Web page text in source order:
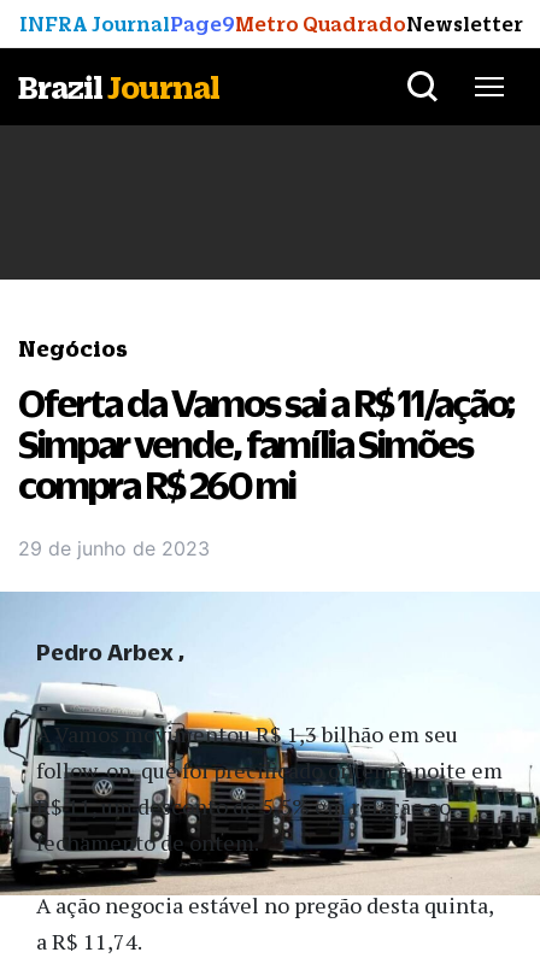
INFRA JournalPage9Metro QuadradoNewsletter
BrazilJournal
Negócios
Oferta da Vamos sai a R$ 11/ação;
Simpar vende, família Simões
compra R$ 260 mi
29 de junho de 2023
A Vamos movimentou R$ 1,3 bilhão em seu
follow-on, que foi precificado ontem à noite em
R$ 11, um desconto de 5,5% em relação ao
fechamento de ontem.
A ação negocia estável no pregão desta quinta,
a R$ 11,74.
Pedro Arbex